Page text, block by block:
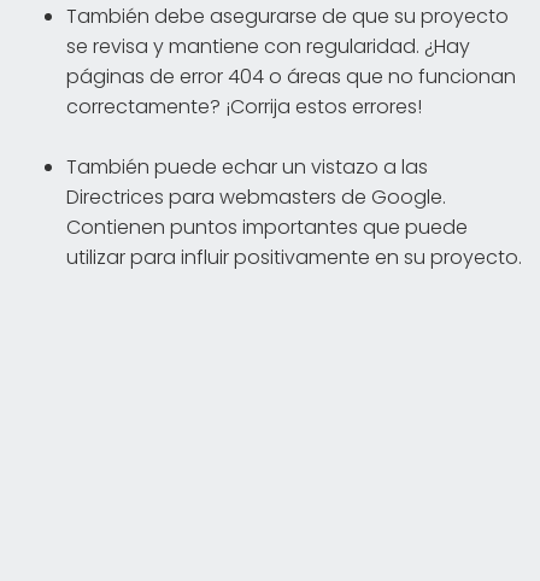
También debe asegurarse de que su proyecto
se revisa y mantiene con regularidad. ¿Hay
páginas de error 404 o áreas que no funcionan
correctamente? ¡Corrija estos errores!
También puede echar un vistazo a las
Directrices para webmasters de Google.
Contienen puntos importantes que puede
utilizar para influir positivamente en su proyecto.